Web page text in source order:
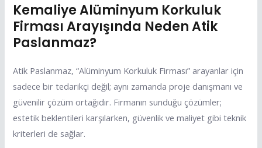
Kemaliye Alüminyum Korkuluk
Firması Arayışında Neden Atik
Paslanmaz?
Atik Paslanmaz, “Alüminyum Korkuluk Firması” arayanlar için
sadece bir tedarikçi değil; aynı zamanda proje danışmanı ve
güvenilir çözüm ortağıdır. Firmanın sunduğu çözümler;
estetik beklentileri karşılarken, güvenlik ve maliyet gibi teknik
kriterleri de sağlar.